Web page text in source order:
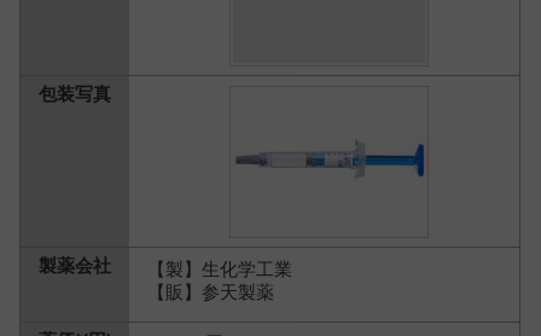
【製】生化学工業
【販】参天製薬